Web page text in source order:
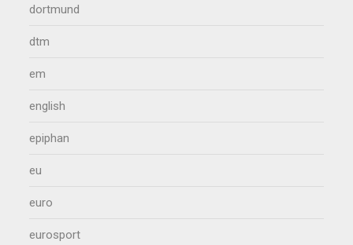
dortmund
dtm
em
english
epiphan
eu
euro
eurosport